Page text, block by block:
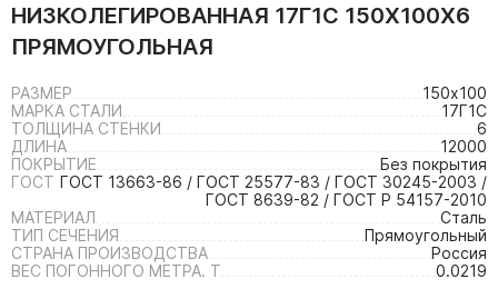
НИЗКОЛЕГИРОВАННАЯ 17Г1С 150Х100Х6
ПРЯМОУГОЛЬНАЯ
РАЗМЕР
150х100
МАРКА СТАЛИ
17Г1С
ТОЛЩИНА СТЕНКИ
6
ДЛИНА
12000
ПОКРЫТИЕ
Без покрытия
ГОСТ ГОСТ 13663-86 / ГОСТ 25577-83 / ГОСТ 30245-2003 /
ГОСТ 8639-82 / ГОСТ Р 54157-2010
МАТЕРИАЛ
Сталь
ТИП СЕЧЕНИЯ
Прямоугольный
СТРАНА ПРОИЗВОДСТВА
Россия
ВЕС ПОГОННОГО МЕТРА. Т
0.0219